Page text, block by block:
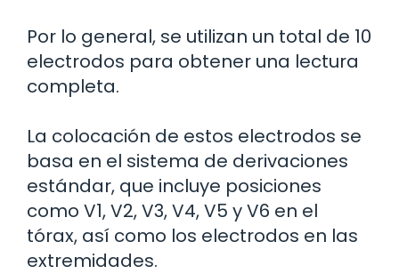
Por lo general, se utilizan un total de 10
electrodos para obtener una lectura
completa.
La colocación de estos electrodos se
basa en el sistema de derivaciones
estándar, que incluye posiciones
como V1, V2, V3, V4, V5 y V6 en el
tórax, así como los electrodos en las
extremidades.